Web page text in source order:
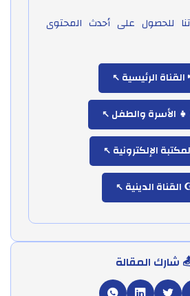
للحصول على أحدث المحتوى
القناة الرئيسية
الأسرة والطفل
الإلكترونية
القناة الدينية
شارك المقالة